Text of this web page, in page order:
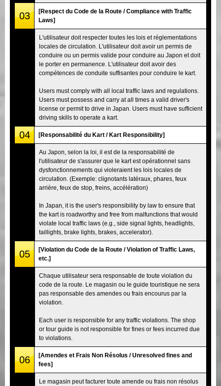
03
[Respect du Code de la Route / Compliance with Traffic
Laws]
L'utilisateur doit respecter toutes les lois et réglementations
locales de circulation. L'utilisateur doit avoir un permis de
conduire ou un permis valide pour conduire au Japon et doit
le porter en permanence. L'utilisateur doit avoir des
compétences de conduite suffisantes pour conduire le kart.
Users must comply with all local traffic laws and regulations.
Users must possess and carry at all times a valid driver's
license or permit to drive in Japan. Users must have sufficient
driving skills to operate a kart.
04 [Responsabilité du Kart / Kart Responsibility]
Au Japon, selon la loi, il est de la responsabilité de
l'utilisateur de s'assurer que le kart est opérationnel sans
dysfonctionnements qui violeraient les lois locales de
circulation. (Exemple: clignotants latéraux, phares, feux
arrière, feux de stop, freins, accélération)
In Japan, it is the user's responsibility by law to ensure that
the kart is roadworthy and free from malfunctions that would
violate local traffic laws (e.g., side signal lights, headlights,
taillights, brake lights, brakes, accelerator).
05
[Violation du Code de la Route / Violation of Traffic Laws,
etc.]
Chaque utilisateur sera responsable de toute violation du
code de la route. Le magasin ou le guide touristique ne sera
pas responsable des amendes ou frais encourus par la
violation.
Each user is responsible for any traffic violations. The shop
or tour guide is not responsible for fines or fees incurred due
to violations.
06
[Amendes et Frais Non Résolus / Unresolved fines and
fees]
Le magasin peut facturer toute amende ou frais non résolus